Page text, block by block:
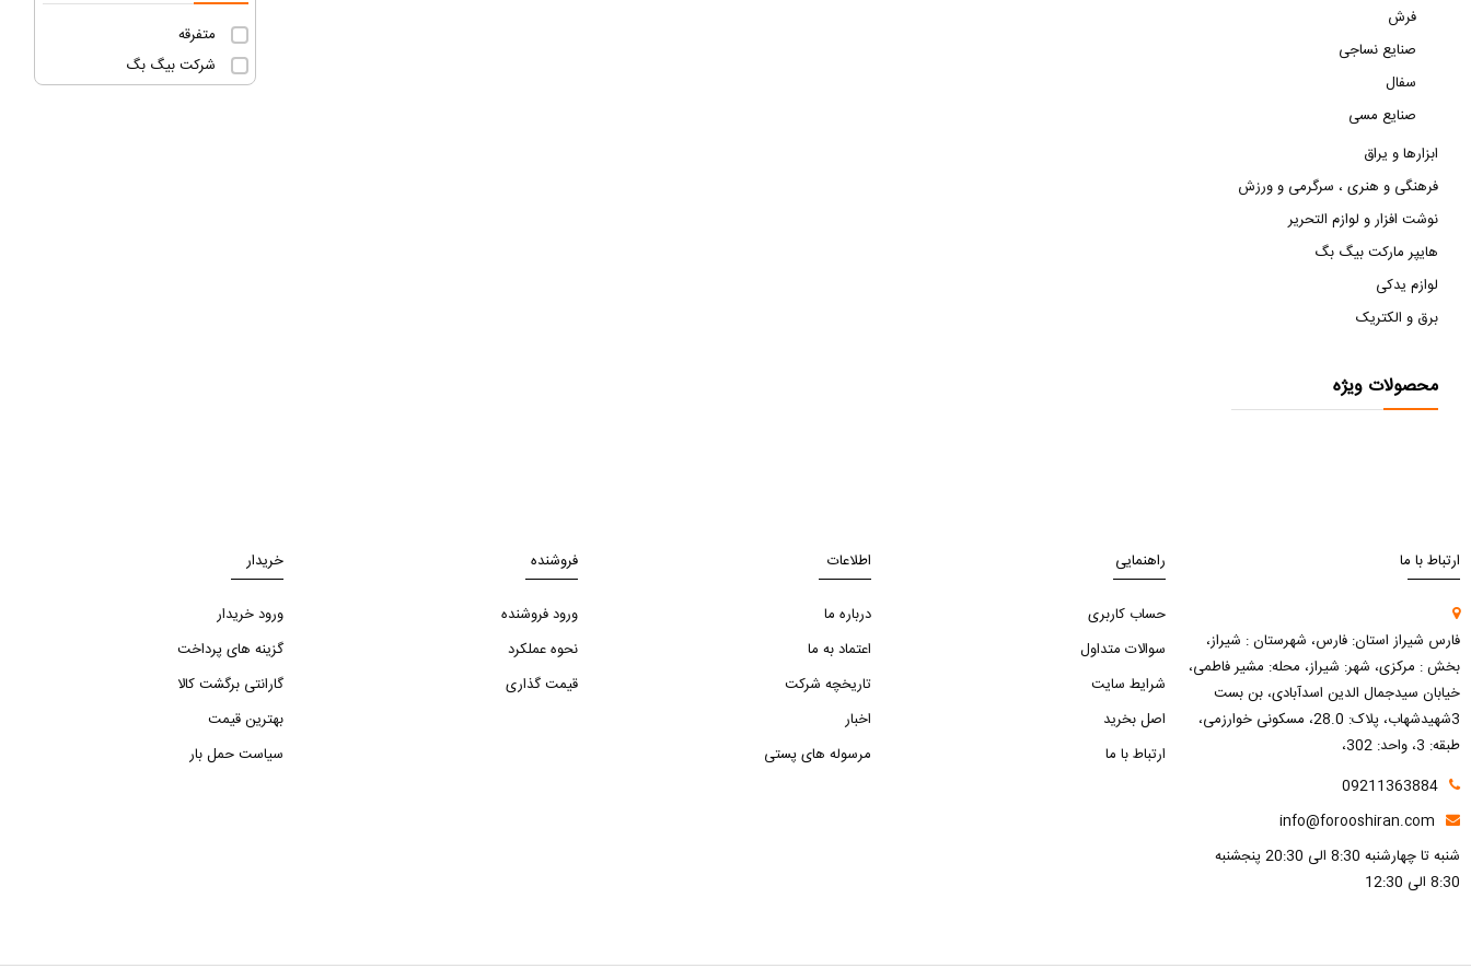
متفرقه
شرکت بیگ بگ
فرش
صنایع نساجی
سفال
صنایع مسی
ابزارها و یراق
فرهنگی و هنری ، سرگرمی و ورزش
نوشت افزار و لوازم التحریر
هایپر مارکت بیگ بگ
لوازم یدکی
برق و الکتریک
محصولات ویژه
ارتباط با ما
فارس شیراز استان: فارس، شهرستان : شیراز،
بخش : مرکزی، شهر: شیراز، محله: مشیر فاطمی،
خیابان سیدجمال الدین اسدآبادی، بن بست
3شهیدشهاب، پلاک: 28.0، مسکونی خوارزمی،
طبقه: 3، واحد: 302،
09211363884
info@forooshiran.com
شنبه تا چهارشنبه 8:30 الی 20:30 پنجشنبه
8:30 الی 12:30
راهنمایی
حساب کاربری
سوالات متداول
شرایط سایت
اصل بخرید
ارتباط با ما
اطلاعات
درباره ما
اعتماد به ما
تاریخچه شرکت
اخبار
مرسوله های پستی
فروشنده
ورود فروشنده
نحوه عملکرد
قیمت گذاری
خریدار
ورود خریدار
گزینه های پرداخت
گارانتی برگشت کالا
بهترین قیمت
سیاست حمل بار